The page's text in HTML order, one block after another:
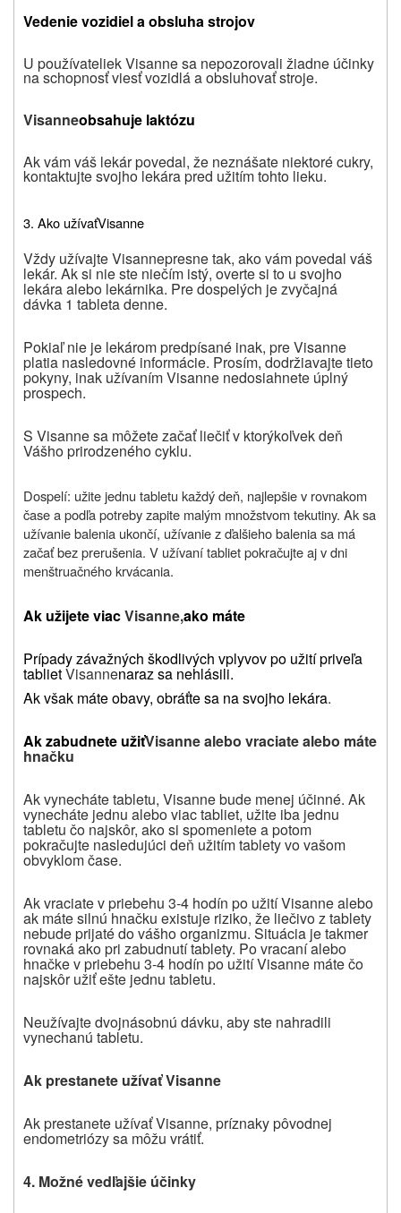
Vedenie vozidiel a obsluha strojov
U používateliek Visanne sa nepozorovali žiadne účinky
na schopnosť viesť vozidlá a obsluhovať stroje.
Visanneobsahuje laktózu
Ak vám váš lekár povedal, že neznášate niektoré cukry,
kontaktujte svojho lekára pred užitím tohto lieku.
3. Ako užívaťVisanne
Vždy užívajteVisannepresne tak, ako vám povedal váš
lekár. Ak si nie ste niečím istý, overte si to u svojho
lekára alebo lekárnika. Pre dospelých je zvyčajná
dávka 1 tableta denne.
Pokiaľ nie je lekárom predpísané inak, pre Visanne
platia nasledovné informácie. Prosím, dodržiavajte tieto
pokyny, inak užívaním Visanne nedosiahnete úplný
prospech.
S Visanne sa môžete začať liečiť v ktorýkoľvek deň
Vášho prirodzeného cyklu.
Dospelí: užite jednu tabletu každý deň, najlepšie v rovnakom
čase a podľa potreby zapite malým množstvom tekutiny. Ak sa
užívanie balenia ukončí, užívanie z ďalšieho balenia sa má
začať bez prerušenia. V užívaní tabliet pokračujte aj v dni
menštruačného krvácania.
Ak užijete viacVisanne,ako máte
Prípady závažných škodlivých vplyvov po užití priveľa
tablietVisannenaraz sa nehlásili.
Ak však máte obavy, obráťte sa na svojho lekára.
Ak zabudnete užiťVisanne alebo vraciate alebo máte
hnačku
Ak vynecháte tabletu, Visanne bude menej účinné. Ak
vynecháte jednu alebo viac tabliet, užite iba jednu
tabletu čo najskôr, ako si spomeniete a potom
pokračujte nasledujúci deň užitím tablety vo vašom
obvyklom čase.
Ak vraciate v priebehu 3-4 hodín po užití Visanne alebo
ak máte silnú hnačku existuje riziko, že liečivo z tablety
nebude prijaté do vášho organizmu. Situácia je takmer
rovnaká ako pri zabudnutí tablety. Po vracaní alebo
hnačke v priebehu 3-4 hodín po užití Visanne máte čo
najskôr užiť ešte jednu tabletu.
Neužívajte dvojnásobnú dávku, aby ste nahradili
vynechanú tabletu.
Ak prestanete užívať Visanne
Ak prestanete užívať Visanne, príznaky pôvodnej
endometriózy sa môžu vrátiť.
4. Možné vedľajšie účinky